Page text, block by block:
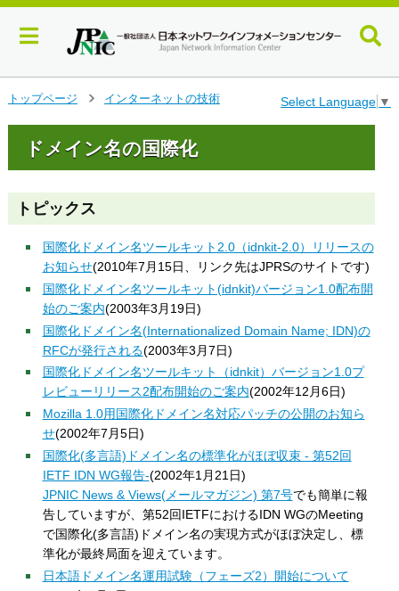
ン
ツ
トップページ
インターネットの技術 Select Language ▼
ドメイン名の国際化
トピックス
国際化ドメイン名ツールキット2.0（idnkit-2.0）リリースの
お知らせ(2010年7月15日、リンク先はJPRSのサイトです)
国際化ドメイン名ツールキット(idnkit)バージョン1.0配布開
始のご案内(2003年3月19日)
国際化ドメイン名(Internationalized Domain Name; IDN)の
RFCが発行される(2003年3月7日)
国際化ドメイン名ツールキット（idnkit）バージョン1.0プ
レビューリリース2配布開始のご案内(2002年12月6日)
Mozilla 1.0用国際化ドメイン名対応パッチの公開のお知ら
せ(2002年7月5日)
国際化(多言語)ドメイン名の標準化がほぼ収束 - 第52回
IETF IDN WG報告-(2002年1月21日)
JPNIC News & Views(メールマガジン) 第7号でも簡単に報
告していますが、第52回IETFにおけるIDN WGのMeeting
で国際化(多言語)ドメイン名の実現方式がほぼ決定し、標
準化が最終局面を迎えています。
日本語ドメイン名運用試験（フェーズ2）開始について